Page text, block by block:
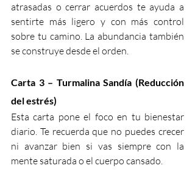
atrasadas o cerrar acuerdos te ayuda a
sentirte más ligero y con más control
sobre tu camino. La abundancia también
se construye desde el orden.
Carta 3 – Turmalina Sandía (Reducción
del estrés)
Esta carta pone el foco en tu bienestar
diario. Te recuerda que no puedes crecer
ni avanzar bien si vas siempre con la
mente saturada o el cuerpo cansado.